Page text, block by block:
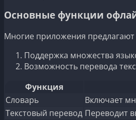
Основные функции
Многие приложения
Поддержка множества
Возможность перевода
Функция
Словарь
Включает
Текстовый перевод Переводит